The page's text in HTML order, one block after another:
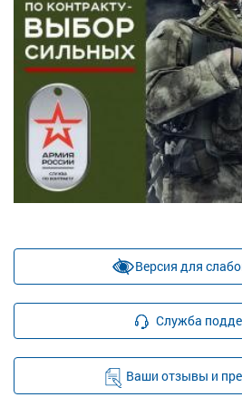
Версия для
Служба
Ваши отзывы и